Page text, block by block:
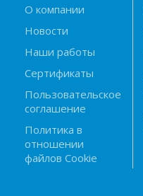
О компании
Новости
Наши работы
Сертификаты
Пользовательское
соглашение
Политика в
отношении
файлов Cookie